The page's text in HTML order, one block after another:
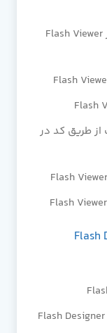
آموزش فراخوانی Designer از Viewer در Flash Viewer
طریق کد در